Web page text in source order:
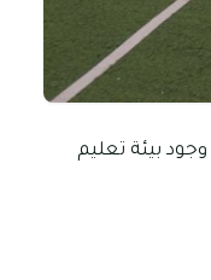
بيئة تعليم